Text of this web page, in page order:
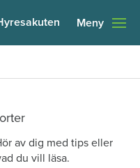
Meny
av dig med tips eller
du vill läsa.